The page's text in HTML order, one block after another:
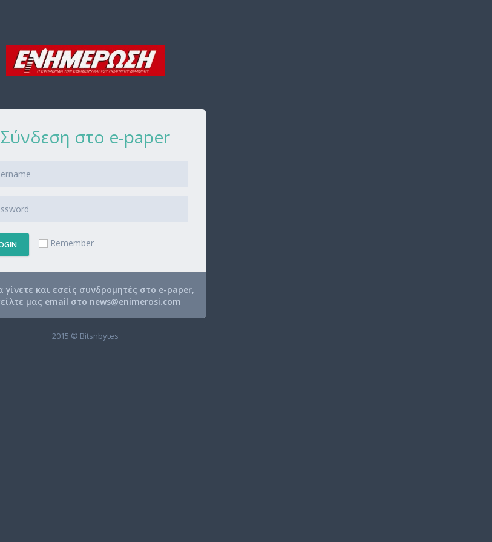
Σύνδεση στο e-paper
Remember
γίνετε και εσείς συνδρομητές στο e-paper,
μας email στο news@enimerosi.com
2015 © Bitsnbytes